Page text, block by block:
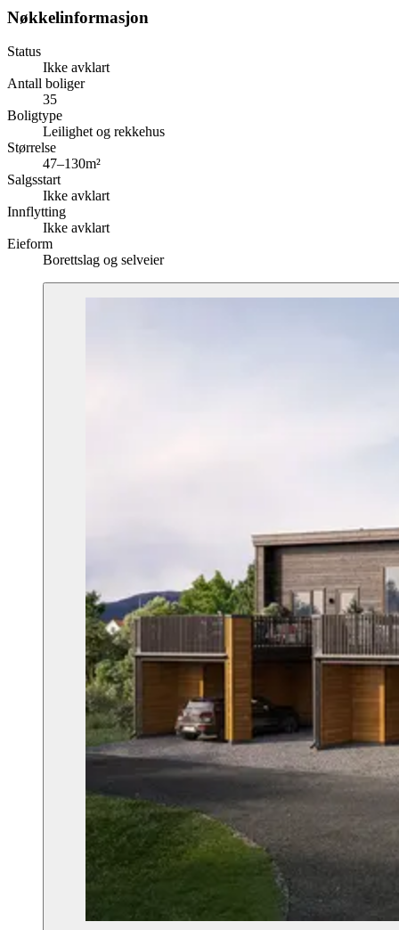
Nøkkelinformasjon
Status
Ikke avklart
Antall boliger
35
Boligtype
Leilighet og rekkehus
Størrelse
47–130m²
Salgsstart
Ikke avklart
Innflytting
Ikke avklart
Eieform
Borettslag og selveier